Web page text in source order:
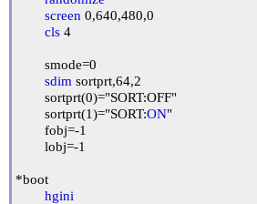
screen 0,640,480,0
cls 4
sdim sortprt,64,2
	sortprt(1)="SORT:
ON"
*boot
hgini